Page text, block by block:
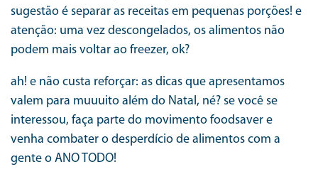
sugestão é separar as receitas em pequenas porções! e
atenção: uma vez descongelados, os alimentos não
podem mais voltar ao freezer, ok?
ah! e não custa reforçar: as dicas que apresentamos
valem para muuuito além do Natal, né? se você se
interessou, faça parte do movimento foodsaver e
venha combater o desperdício de alimentos com a
gente o ANO TODO!